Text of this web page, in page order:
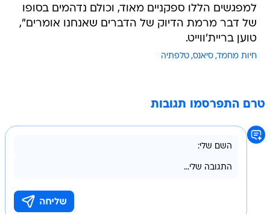
למפגשים הללו ספקניים מאוד, וכולם נדהמים בסופו
של דבר מרמת הדיוק של הדברים שאנחנו אומרים",
טוען בריית'ווייט.
חיות מחמד סיאנס טלפתיה
טרם התפרסמו תגובות